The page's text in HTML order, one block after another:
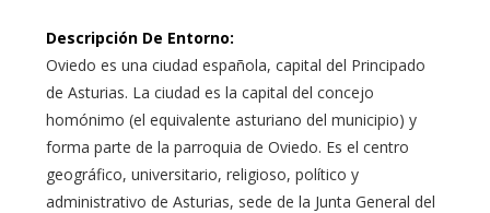
Descripción De Entorno:
Oviedo es una ciudad española, capital del Principado
de Asturias. La ciudad es la capital del concejo
homónimo (el equivalente asturiano del municipio) y
forma parte de la parroquia de Oviedo. Es el centro
geográfico, universitario, religioso, político y
administrativo de Asturias, sede de la Junta General del